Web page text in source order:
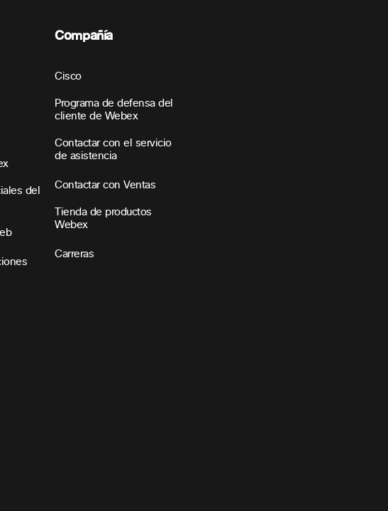
del
Compañía
Cisco
Programa de defensa del
cliente de Webex
Contactar con el servicio
de asistencia
Contactar con Ventas
Tienda de productos
Webex
Carreras